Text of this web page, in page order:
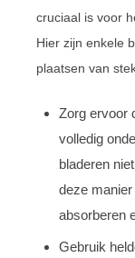
cruciaal is voor
Hier zijn enkele
plaatsen van
Zorg ervoor
volledig
bladeren
deze
absorberen
Gebruik